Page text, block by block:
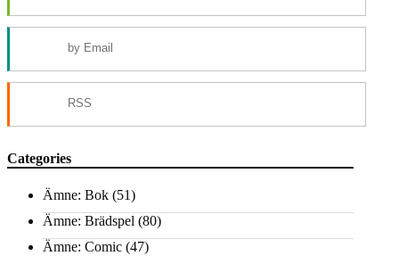
by Email
RSS
Categories
Ämne: Bok (51)
Ämne: Brädspel (80)
Ämne: Comic (47)